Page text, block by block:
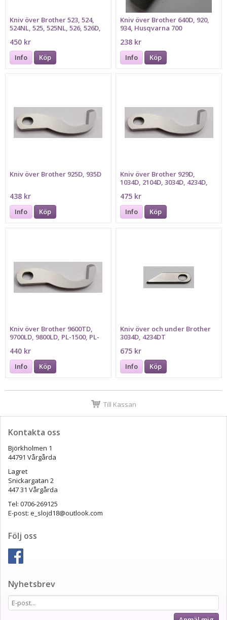
Kniv över Brother 523, 524,
524NL, 525, 525NL, 526, 526D,
834DP, Husqvarna 430, 440
450 kr
Info Köp
Kniv över Brother 640D, 920,
934, Husqvarna 700
238 kr
Info Köp
Kniv över Brother 925D, 935D
438 kr
Info Köp
Kniv över Brother 929D,
1034D, 2104D, 3034D, 4234D,
475 kr
Info Köp
Kniv över Brother 9600TD,
9700LD, 9800LD, PL-1500, PL-
440 kr
Info Köp
Kniv över och under Brother
3034D, 4234DT
675 kr
Info Köp
Till Kassan
Kontakta oss
Björkholmen 1
44791 Vårgårda
Lagret
Snickargatan 2
447 31 Vårgårda
Tel: 0706-269125
E-post: e_slojd18@outlook.com
Följ oss
Nyhetsbrev